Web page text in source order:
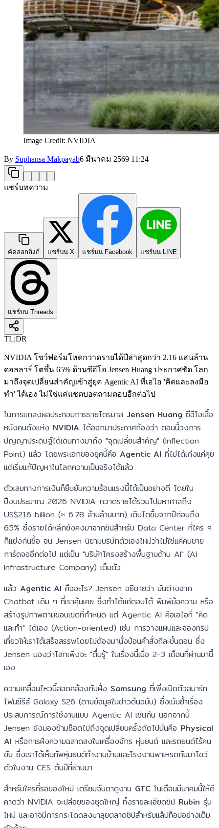
Image Credit: NVIDIA
By Suphansa Makpayab6 มีนาคม 2569 11:24
แชร์บทความ
คัดลอกลิงก์ แชร์บน X แชร์บน Facebook แชร์บน LINE
แชร์บน Threads
TL;DR
NVIDIA โชว์ฟอร์มโหดกวาดรายได้ปีล่าสุดกว่า 2.16 แสนล้าน
ดอลลาร์ โตขึ้น 65% ด้านซีอีโอ Jensen Huang ประกาศชัด โลก
มาถึงจุดเปลี่ยนสำคัญเข้าสู่ยุค Agentic AI ที่เอไอ 'คิดและลงมือ
ทำ' ได้เอง ไม่ใช่แค่แชตบอตถามตอบอีกต่อไป
ในการแถลงผลประกอบการรายไตรมาส Jensen Huang ซีอีโอเสื้อ
หนังคนดังแห่ง NVIDIA ได้ออกมาประกาศก้องว่า ตอนนี้วงการ
ปัญญาประดิษฐ์ได้เดินทางมาถึง "จุดเปลี่ยนสำคัญ" (Inflection
Point) แล้ว โดยพระเอกของยุคนี้คือ Agentic AI ที่ไม่ได้เก่งแค่คุย
แต่เริ่มแก้ปัญหาในโลกความเป็นจริงได้แล้ว
ตัวเลขทางการเงินก็ยืนยันความร้อนแรงนี้ได้เป็นอย่างดี โดยใน
ปีงบประมาณ 2026 NVIDIA กวาดรายได้รวมไปมหาศาลถึง
US$216 billion (≈ 6.78 ล้านล้านบาท) เติบโตขึ้นจากปีก่อนถึง
65% ซึ่งรายได้หลักยังคงมาจากชิปสำหรับ Data Center ที่ใคร ๆ
ก็แย่งกันซื้อ จน Jensen นิยามบริษัทตัวเองใหม่ว่าไม่ใช่แค่คนขาย
การ์ดจออีกต่อไป แต่เป็น "บริษัทโครงสร้างพื้นฐานด้าน AI" (AI
Infrastructure Company) เต็มตัว
แล้ว Agentic AI คืออะไร? Jensen อธิบายว่า มันต่างจาก
Chatbot เดิม ๆ ที่เราคุ้นเคย ซึ่งทำได้แค่ตอบโต้ พิมพ์ข้อความ หรือ
สร้างรูปภาพตามขอบเขตที่กำหนด แต่ Agentic AI คือเอไอที่ "คิด
และทำ" ได้เอง (Action-oriented) เช่น การวางแผนและจองทริป
เที่ยวให้เราได้เสร็จสรรพโดยไม่ต้องมานั่งป้อนคำสั่งทีละขั้นตอน ซึ่ง
Jensen มองว่าโลกเพิ่งจะ "ตื่นรู้" ในเรื่องนี้เมื่อ 2-3 เดือนที่ผ่านมานี้
เอง
ความเคลื่อนไหวนี้สอดคล้องกับฝั่ง Samsung ที่เพิ่งเปิดตัวสมาร์ท
โฟนซีรีส์ Galaxy S26 (ตามข้อมูลในข่าวต้นฉบับ) ซึ่งเน้นย้ำเรื่อง
ประสบการณ์การใช้งานแบบ Agentic AI เช่นกัน นอกจากนี้
Jensen ยังมองข้ามช็อตไปถึงจุดเปลี่ยนครั้งถัดไปนั่นคือ Physical
AI หรือการฝังความฉลาดลงในเครื่องจักร หุ่นยนต์ และรถยนต์ไร้คน
ขับ ซึ่งเราได้เห็นทัพหุ่นยนต์ทำงานบ้านและโรงงานพาเหรดกันมาโชว์
ตัวในงาน CES ต้นปีที่ผ่านมา
สำหรับใครที่รอของใหม่ เตรียมจับตาดูงาน GTC ในเดือนมีนาคมนี้ให้ดี
คาดว่า NVIDIA จะปล่อยของชุดใหญ่ ทั้งรายละเอียดชิป Rubin รุ่น
ใหม่ และอาจมีการกระโดดลงมาลุยตลาดชิปสำหรับแล็ปท็อปอย่างเต็ม